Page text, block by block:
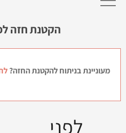
הקטנת חזה
מעוניינת בניתוח להקטנת החזה?
לפני